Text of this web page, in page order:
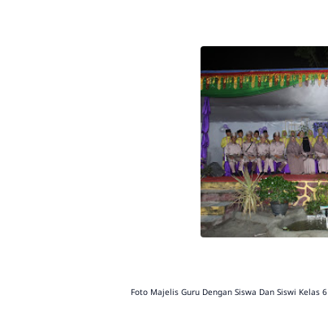
Foto Majelis Guru Dengan Siswa Dan Siswi Kelas 6